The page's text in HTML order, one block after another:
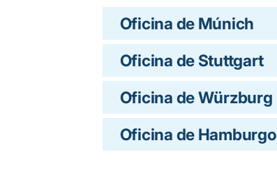
Oficina de Múnich
Oficina de Stuttgart
Oficina de Würzburg
Oficina de Hamburgo